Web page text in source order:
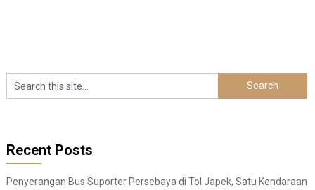
Recent Posts
Penyerangan Bus Suporter Persebaya di Tol Japek, Satu Kendaraan